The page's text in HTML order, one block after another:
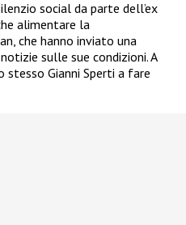
social da parte dell’ex
alimentare la
che hanno inviato una
sulle sue condizioni. A
stesso Gianni Sperti a fare